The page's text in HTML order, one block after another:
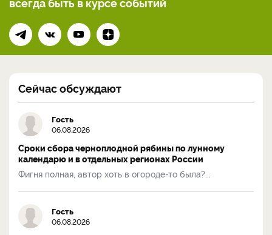
Сейчас обсуждают
Гость
06.08.2026
Сроки сбора черноплодной рябины по лунному
календарю и в отдельных регионах России
Фигня полная, автор хоть в огороде-то была?...
Гость
06.08.2026